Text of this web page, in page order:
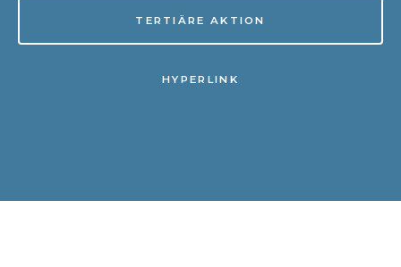
TERTIÄRE AKTION
HYPERLINK